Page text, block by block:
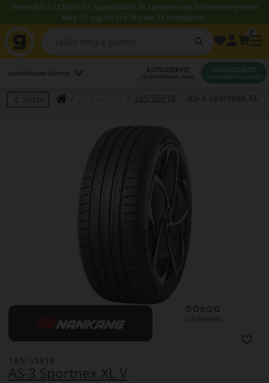
Használja a LENDÜLET kuponkódot és szereltessen kedvezményesen!
Még 53 nap 09 óra 38 perc 32 másodperc.
LEGKÖZELEBBI SZERVIZ AUTÓSZERVIZ
IDŐPONTFOGLALÁS
GUMISZERVIZ
IDŐPONTFOGLALÁS
Vissza 165/35R18
0 értékelés
AS-3 Sportnex XL V
165/35R18